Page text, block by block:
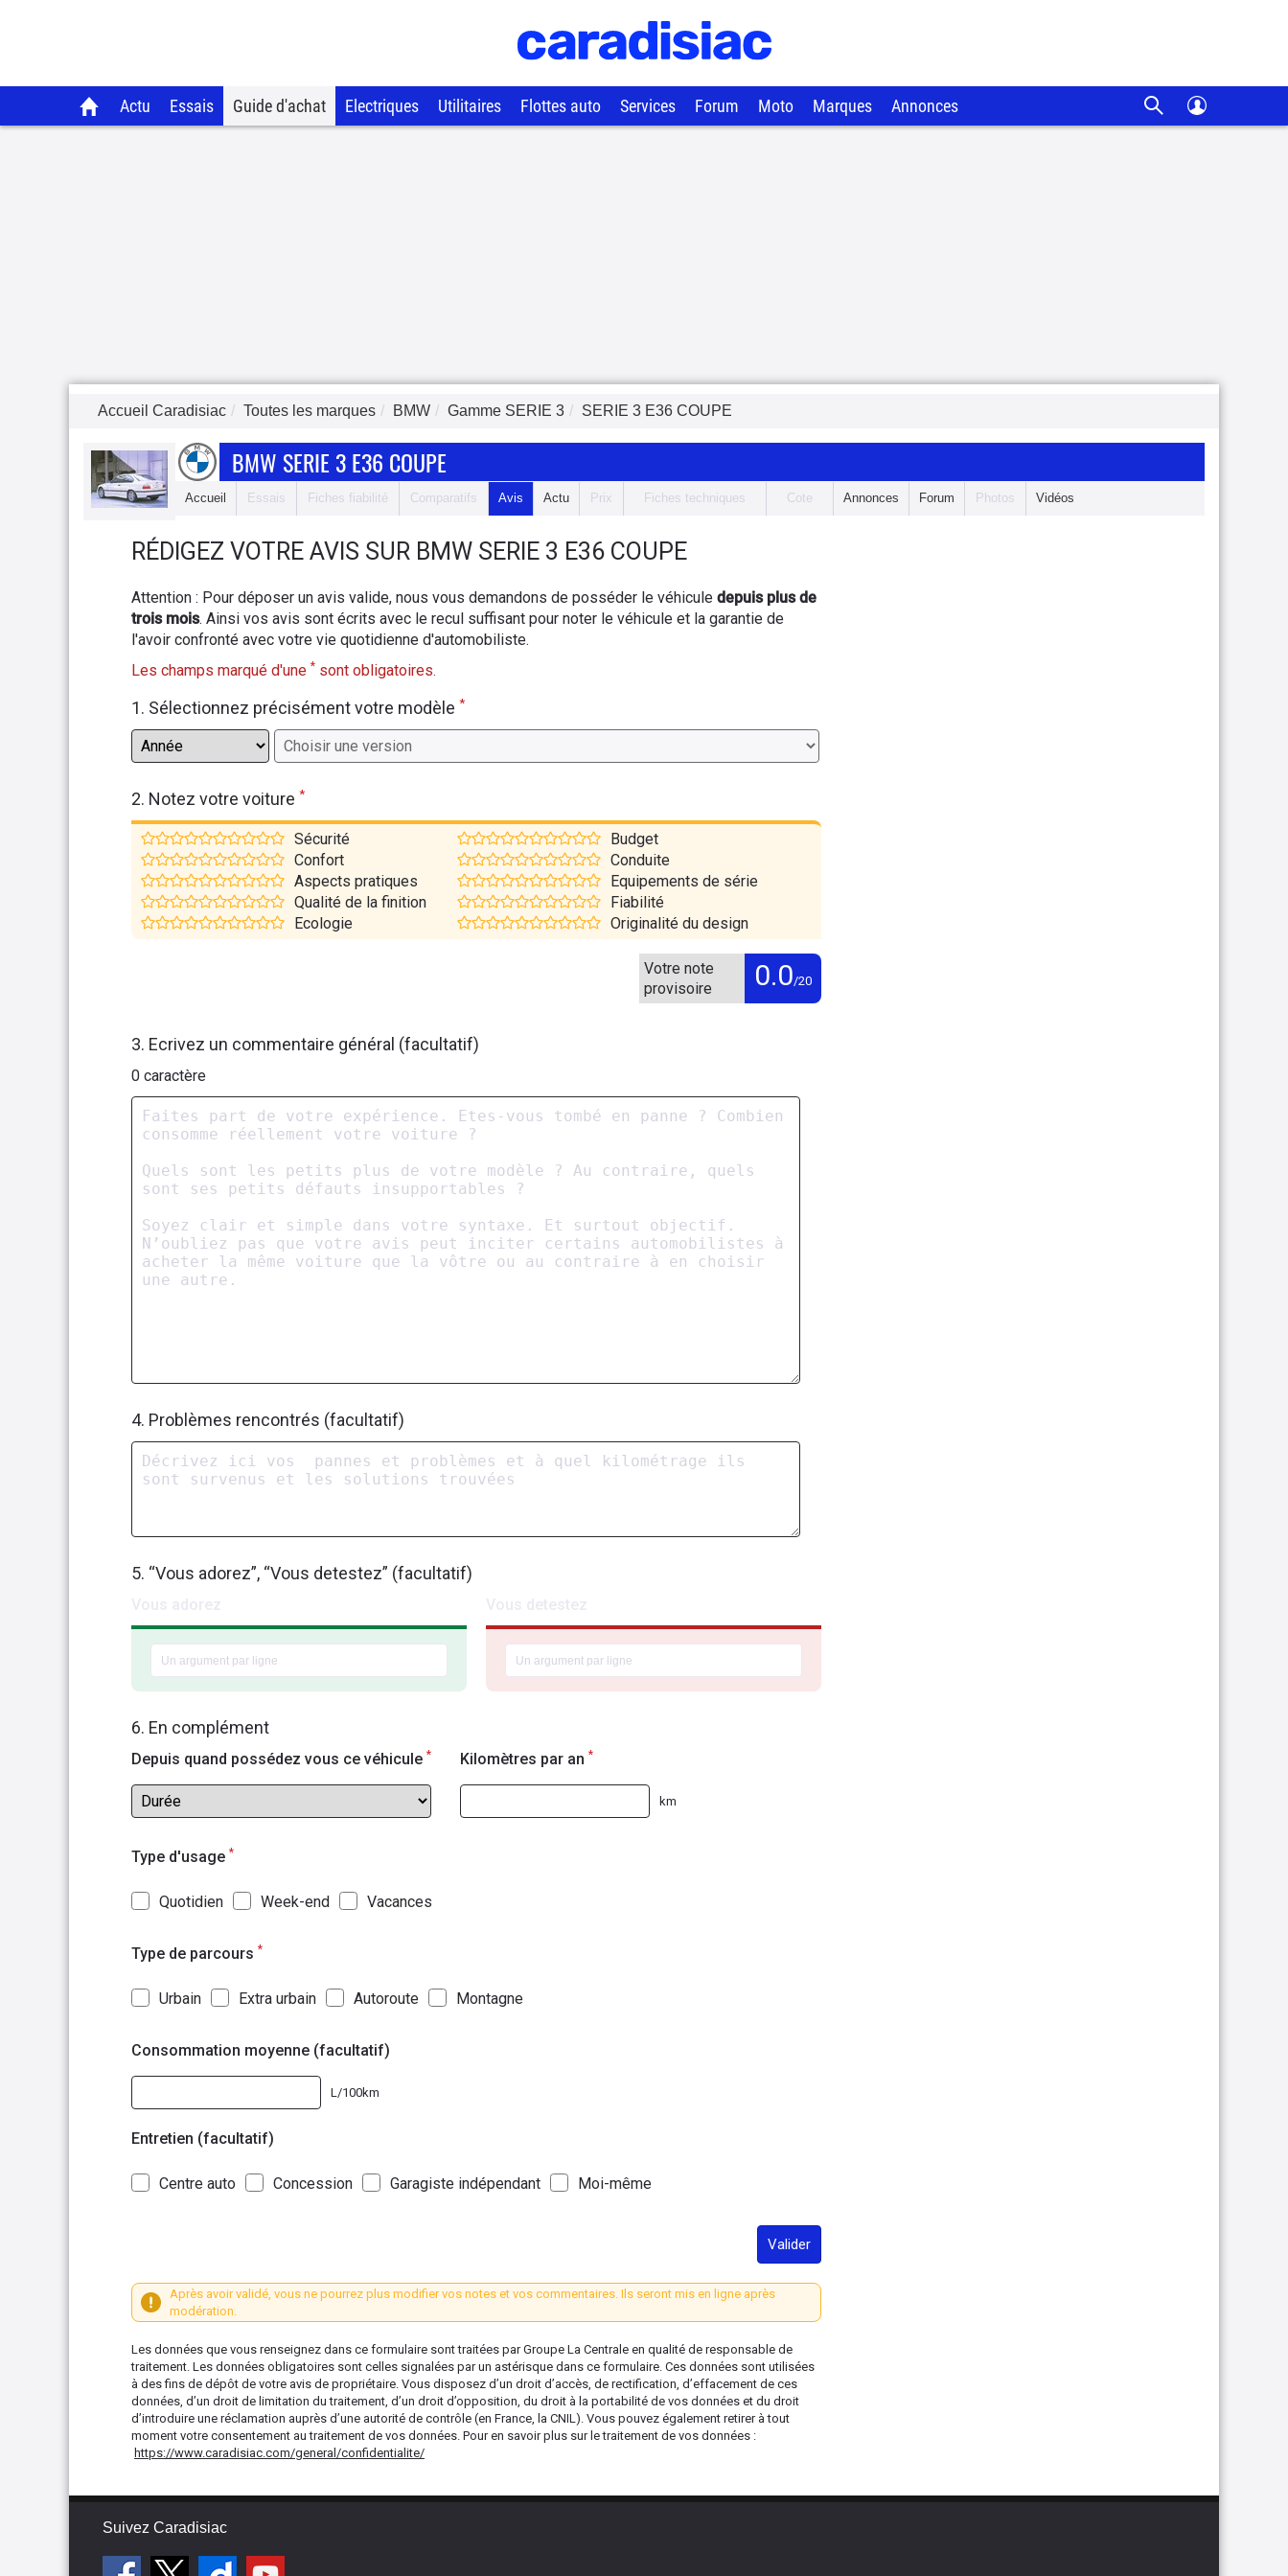
Actu Essais Guide d'achat Electriques Utilitaires Flottes auto Services Forum Moto Marques Annonces
Accueil Caradisiac Toutes les marques BMW Gamme SERIE 3 SERIE 3 E36 COUPE
BMW SERIE 3 E36 COUPE
Accueil Essais Fiches fiabilité Comparatifs Avis Actu Prix Fiches techniques Cote Annonces Forum Photos Vidéos
RÉDIGEZ VOTRE AVIS SUR BMW SERIE 3 E36 COUPE
Attention : Pour déposer un avis valide, nous vous demandons de posséder le véhicule depuis plus de
trois mois. Ainsi vos avis sont écrits avec le recul suffisant pour noter le véhicule et la garantie de
l'avoir confronté avec votre vie quotidienne d'automobiliste.
Les champs marqué d'une * sont obligatoires.
1. Sélectionnez précisément votre modèle *
2. Notez votre voiture *
Sécurité
Budget
Confort
Conduite
Aspects pratiques
Equipements de série
Qualité de la finition
Fiabilité
Ecologie
Originalité du design
Votre note
provisoire
0.0/20
3. Ecrivez un commentaire général (facultatif)
0 caractère
4. Problèmes rencontrés (facultatif)
5. “Vous adorez”, “Vous detestez” (facultatif)
6. En complément
Depuis quand possédez vous ce véhicule * Kilomètres par an *
km
Type d'usage *
Quotidien Week-end Vacances
Type de parcours *
Urbain Extra urbain Autoroute Montagne
Consommation moyenne (facultatif)
L/100km
Entretien (facultatif)
Centre auto Concession Garagiste indépendant Moi-même
Valider
Après avoir validé, vous ne pourrez plus modifier vos notes et vos commentaires. Ils seront mis en ligne après
modération.
Les données que vous renseignez dans ce formulaire sont traitées par Groupe La Centrale en qualité de responsable de
traitement. Les données obligatoires sont celles signalées par un astérisque dans ce formulaire. Ces données sont utilisées
à des fins de dépôt de votre avis de propriétaire. Vous disposez d’un droit d’accès, de rectification, d’effacement de ces
données, d’un droit de limitation du traitement, d’un droit d’opposition, du droit à la portabilité de vos données et du droit
d’introduire une réclamation auprès d’une autorité de contrôle (en France, la CNIL). Vous pouvez également retirer à tout
moment votre consentement au traitement de vos données. Pour en savoir plus sur le traitement de vos données :
https://www.caradisiac.com/general/confidentialite/
Suivez Caradisiac